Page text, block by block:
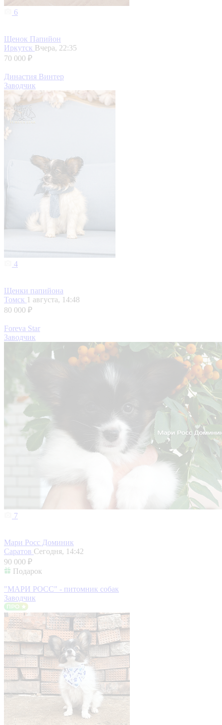
6
Щенок Папийон
Иркутск Вчера, 22:35
70 000 ₽
Династия Винтер
Заводчик
4
Щенки папийона
Томск 1 августа, 14:48
80 000 ₽
Foreva Star
Заводчик
7
Мари Росс Доминик
Саратов Сегодня, 14:42
90 000 ₽
Подарок
"МАРИ РОСС" - питомник собак
Заводчик